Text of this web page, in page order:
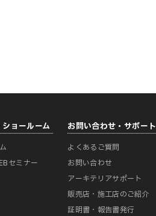
ョールーム
セミナー
お問い合わせ・サポート
よくあるご質問
お問い合わせ
アーキテリアサポート
販売店・施工店のご紹介
証明書・報告書発行